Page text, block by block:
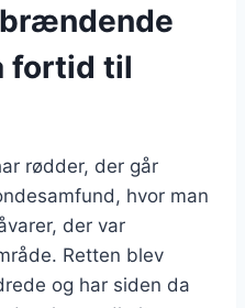
fortid til
rødder, der går
hvor man
der var
Retten blev
og har siden da